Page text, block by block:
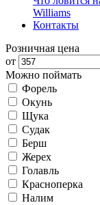
Williams
Контакты
Розничная цена
от
Можно поймать
Форель
Окунь
Щука
Судак
Берш
Жерех
Голавль
Красноперка
Налим